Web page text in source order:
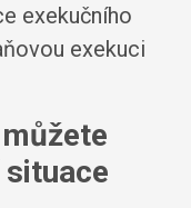
exekučního
exekuci